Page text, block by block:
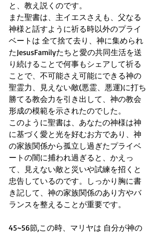
と、教え説くのです。
また聖書は、主イエスさえも、父なる
神様と話すように祈る時以外のプライ
ベートは 全て捨て去り、神に集められ
たJesusFamilyたちと愛の共同生活を送
り続けることで何事もシェアして祈る
ことで、不可能さえ可能にできる神の
聖霊力、見えない敵(悪霊、悪運)に打ち
勝てる教会力を引き出して、神の教会
形成の模範を示されたのでした。
このように聖書は、あなたの神様は神
に基づく愛と光を好むお方であり、神
の家族関係から孤立し過ぎたプライベ
ートの闇に捕われ過ぎると、かえっ
て、見えない敵と災いや試練を招くと
忠告しているのです。しっかり胸に書
き記して、神の家族関係のあり方やバ
ランスを整えることが重要です。
45~56節,この時、マリヤは 自分が神の